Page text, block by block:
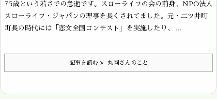
75歳という若さでの急逝です。スローライフの会の前身、NPO法人
スローライフ・ジャパンの理事を長くされてました。元・二ツ井町
町長の時代には「恋文全国コンテスト」を実施したり、 ...
記事を読む 丸岡さんのこと